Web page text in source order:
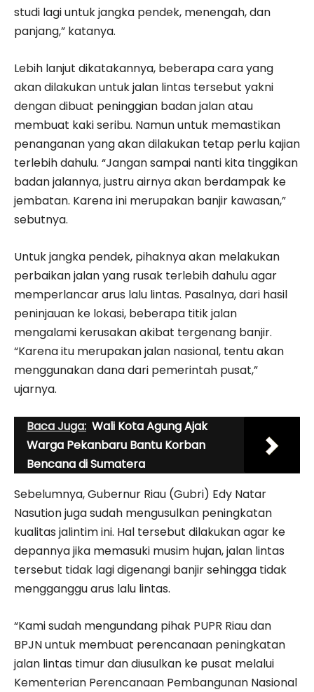
studi lagi untuk jangka pendek, menengah, dan
panjang,” katanya.
Lebih lanjut dikatakannya, beberapa cara yang
akan dilakukan untuk jalan lintas tersebut yakni
dengan dibuat peninggian badan jalan atau
membuat kaki seribu. Namun untuk memastikan
penanganan yang akan dilakukan tetap perlu kajian
terlebih dahulu. “Jangan sampai nanti kita tinggikan
badan jalannya, justru airnya akan berdampak ke
jembatan. Karena ini merupakan banjir kawasan,”
sebutnya.
Untuk jangka pendek, pihaknya akan melakukan
perbaikan jalan yang rusak terlebih dahulu agar
memperlancar arus lalu lintas. Pasalnya, dari hasil
peninjauan ke lokasi, beberapa titik jalan
mengalami kerusakan akibat tergenang banjir.
“Karena itu merupakan jalan nasional, tentu akan
menggunakan dana dari pemerintah pusat,”
ujarnya.
Baca Juga: Wali Kota Agung Ajak
Warga Pekanbaru Bantu Korban
Bencana di Sumatera
Sebelumnya, Gubernur Riau (Gubri) Edy Natar
Nasution juga sudah mengusulkan peningkatan
kualitas jalintim ini. Hal tersebut dilakukan agar ke
depannya jika memasuki musim hujan, jalan lintas
tersebut tidak lagi digenangi banjir sehingga tidak
mengganggu arus lalu lintas.
“Kami sudah mengundang pihak PUPR Riau dan
BPJN untuk membuat perencanaan peningkatan
jalan lintas timur dan diusulkan ke pusat melalui
Kementerian Perencanaan Pembangunan Nasional